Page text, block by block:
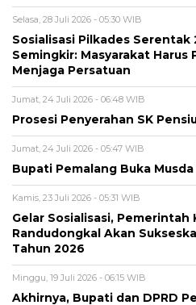
Selasa, 28 Juli 2026 - 05:30 WIB
Sosialisasi Pilkades Serentak
Semingkir: Masyarakat Harus
Menjaga Persatuan
Jumat, 24 Juli 2026 - 06:48 WIB
Prosesi Penyerahan SK
Jumat, 24 Juli 2026 - 05:47 WIB
Bupati Pemalang Buka
Kamis, 23 Juli 2026 - 05:31 WIB
Gelar Sosialisasi, Pemerintah
Randudongkal Akan
Tahun 2026
Minggu, 19 Juli 2026 - 06:15 WIB
Akhirnya, Bupati dan DPRD